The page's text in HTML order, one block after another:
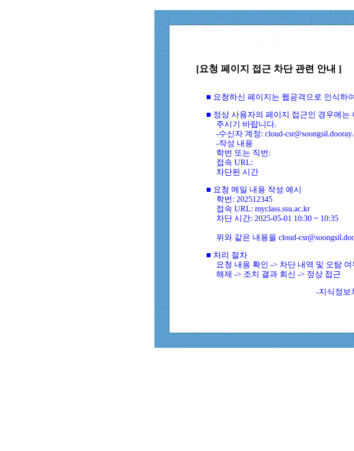
[요청 페이지 접근 차단 관련 안내 ]
■ 요청하신 페이지는 웹공격으로 인식하
■ 정상 사용자의 페이지 접근인 경우에는
주시기 바랍니다.
-수신자 계정: cloud-
-작성 내용
학번 또는 직번:
접속 URL:
차단된 시간
■ 요청 메일 내용 작성 예시
학번: 202512345
접속 URL: myclass.ssu.ac.kr
차단 시간: 2025-05-01 10:30 ~ 10:35
위와 같은 내용을 cloud-
■ 처리 절차
요청 내용 확인 -> 차단 내역 및 오탐
해제 -> 조치 결과 회신 -> 정상 접근
-지식정보